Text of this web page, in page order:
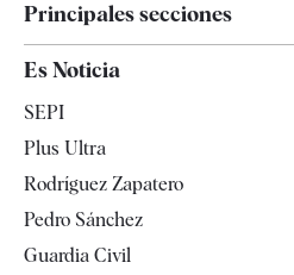
Principales secciones
España
Televisión
Es Noticia
SEPI
Plus Ultra
Rodríguez Zapatero
Pedro Sánchez
Guardia Civil